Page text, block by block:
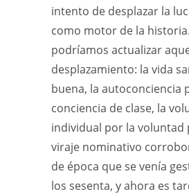
intento de desplazar la
como motor de la
podríamos actualizar
desplazamiento: la vida
buena, la autoconciencia
conciencia de clase, la
individual por la voluntad
viraje nominativo
de época que se venía
los sesenta, y ahora es